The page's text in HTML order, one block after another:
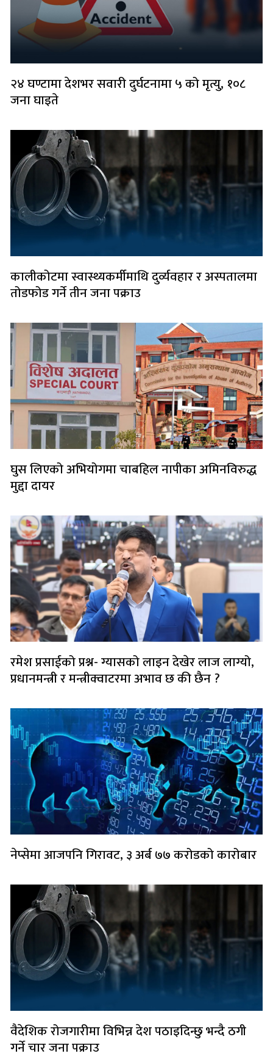
२४ घण्टामा देशभर सवारी दुर्घटनामा ५ को मृत्यु, १०८
जना घाइते
कालीकोटमा स्वास्थ्यकर्मीमाथि दुर्व्यवहार र अस्पतालमा
तोडफोड गर्ने तीन जना पक्राउ
घुस लिएको अभियोगमा चाबहिल नापीका अमिनविरुद्ध
मुद्दा दायर
रमेश प्रसाईको प्रश्न- ग्यासको लाइन देखेर लाज लाग्यो,
प्रधानमन्त्री र मन्त्रीक्वाटरमा अभाव छ की छैन ?
नेप्सेमा आजपनि गिरावट, ३ अर्ब ७७ करोडको कारोबार
वैदेशिक रोजगारीमा विभिन्न देश पठाइदिन्छु भन्दै ठगी
गर्ने चार जना पक्राउ